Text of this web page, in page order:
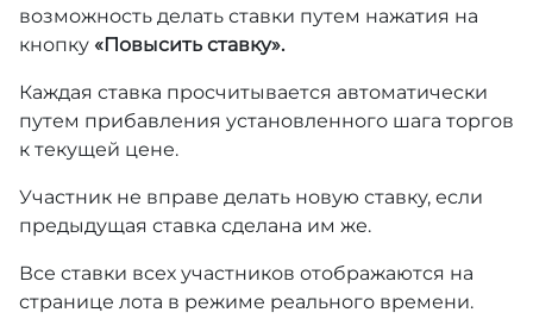
возможность делать ставки путем нажатия на
кнопку «Повысить ставку».
Каждая ставка просчитывается автоматически
путем прибавления установленного шага торгов
к текущей цене.
Участник не вправе делать новую ставку, если
предыдущая ставка сделана им же.
Все ставки всех участников отображаются на
странице лота в режиме реального времени.